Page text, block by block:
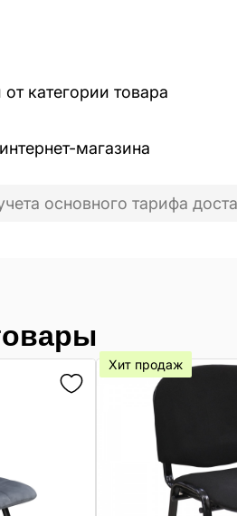
категории товара
магазина
основного тарифа
Хит продаж